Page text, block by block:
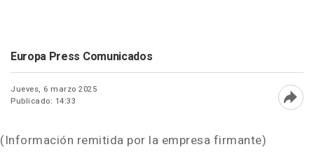
Europa Press Comunicados
Jueves, 6 marzo 2025
Publicado: 14:33
(Información remitida por la empresa firmante)